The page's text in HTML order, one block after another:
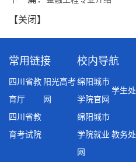
【关闭 】
常用链接
四川省教
育厅
阳光高考
网
四川省教
育考试院
校内导航
绵阳城市
学院官网
学生处
绵阳城市
学院就业
网
教务处